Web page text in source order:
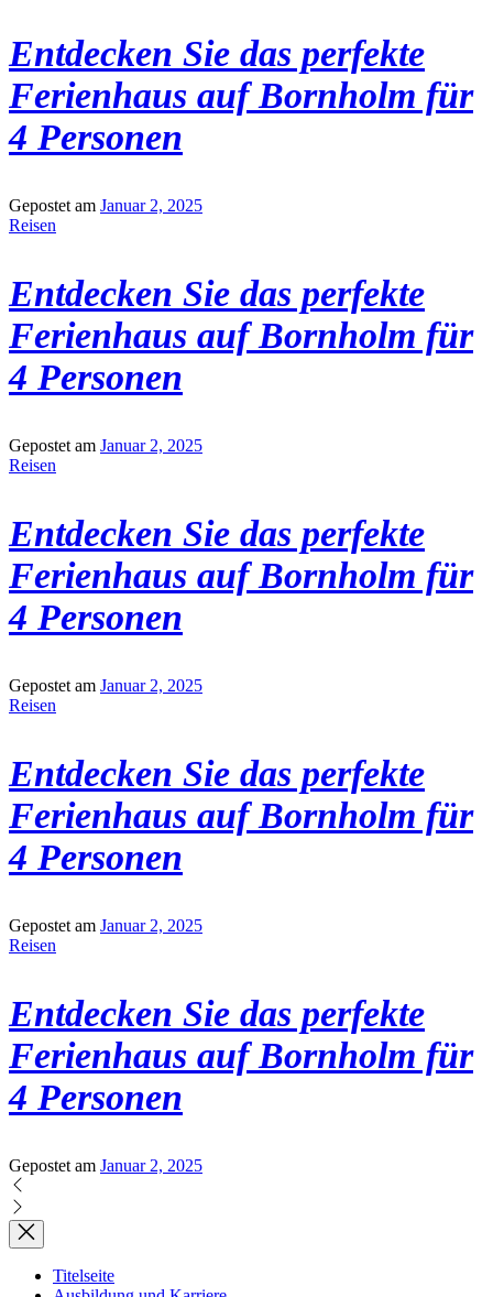
Entdecken Sie das perfekte
Ferienhaus auf Bornholm für
4 Personen
Gepostet am Januar 2, 2025
Reisen
Entdecken Sie das perfekte
Ferienhaus auf Bornholm für
4 Personen
Gepostet am Januar 2, 2025
Reisen
Entdecken Sie das perfekte
Ferienhaus auf Bornholm für
4 Personen
Gepostet am Januar 2, 2025
Reisen
Entdecken Sie das perfekte
Ferienhaus auf Bornholm für
4 Personen
Gepostet am Januar 2, 2025
Reisen
Entdecken Sie das perfekte
Ferienhaus auf Bornholm für
4 Personen
Gepostet am Januar 2, 2025
Titelseite